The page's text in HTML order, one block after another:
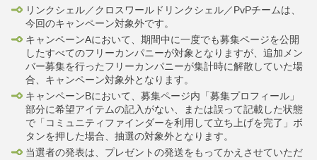
リンクシェル／クロスワールドリンクシェル／PvPチームは、
今回のキャンペーン対象外です。
キャンペーンAにおいて、期間中に一度でも募集ページを公開
したすべてのフリーカンパニーが対象となりますが、追加メン
バー募集を行ったフリーカンパニーが集計時に解散していた場
合、キャンペーン対象外となります。
キャンペーンBにおいて、募集ページ内「募集プロフィール」
部分に希望アイテムの記入がない、または誤って記載した状態
で「コミュニティファインダーを利用して立ち上げを完了」ボ
タンを押した場合、抽選の対象外となります。
当選者の発表は、プレゼントの発送をもってかえさせていただ